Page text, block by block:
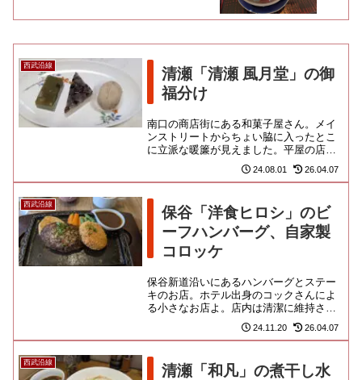
西武沿線
清瀬「清瀬 風月堂」の御
福分け
南口の商店街にある和菓子屋さん。メイ
ンストリートからちょい脇に入ったとこ
に立派な暖簾が見えました。平屋の店舗
は小ざっぱりと建て直されております
が、中の様子は分かりづらいのよ...
24.08.01 26.04.07
西武沿線
保谷「洋食ヒロシ」のビ
ーフハンバーグ、自家製
コロッケ
保谷新道沿いにあるハンバーグとステー
キのお店。ホテル出身のコックさんによ
る小さなお店よ。店内は清潔に維持され
ておりますが、やや神経質なとこもある
のかな。色々世話を焼いてくれ...
24.11.20 26.04.07
西武沿線
清瀬「和凡」の煮干し水